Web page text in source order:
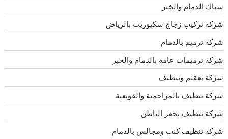
سباك الدمام والخبر
شركة تركيب زجاج سكيوريت بالرياض
شركة ترميم بالدمام
شركة ترميمات عامه بالدمام والخبر
شركة تعقيم وتنظيف
شركة تنظيف بالمزاحمية والقويعية
شركة تنظيف بحفر الباطن
شركة تنظيف كنب ومجالس بالدمام